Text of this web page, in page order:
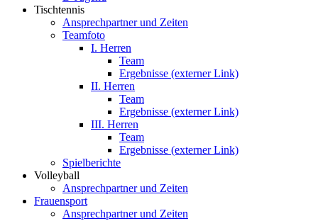
Tischtennis
Ansprechpartner und Zeiten
Teamfoto
I. Herren
Team
Ergebnisse (externer Link)
II. Herren
Team
Ergebnisse (externer Link)
III. Herren
Team
Ergebnisse (externer Link)
Spielberichte
Volleyball
Ansprechpartner und Zeiten
Frauensport
Ansprechpartner und Zeiten